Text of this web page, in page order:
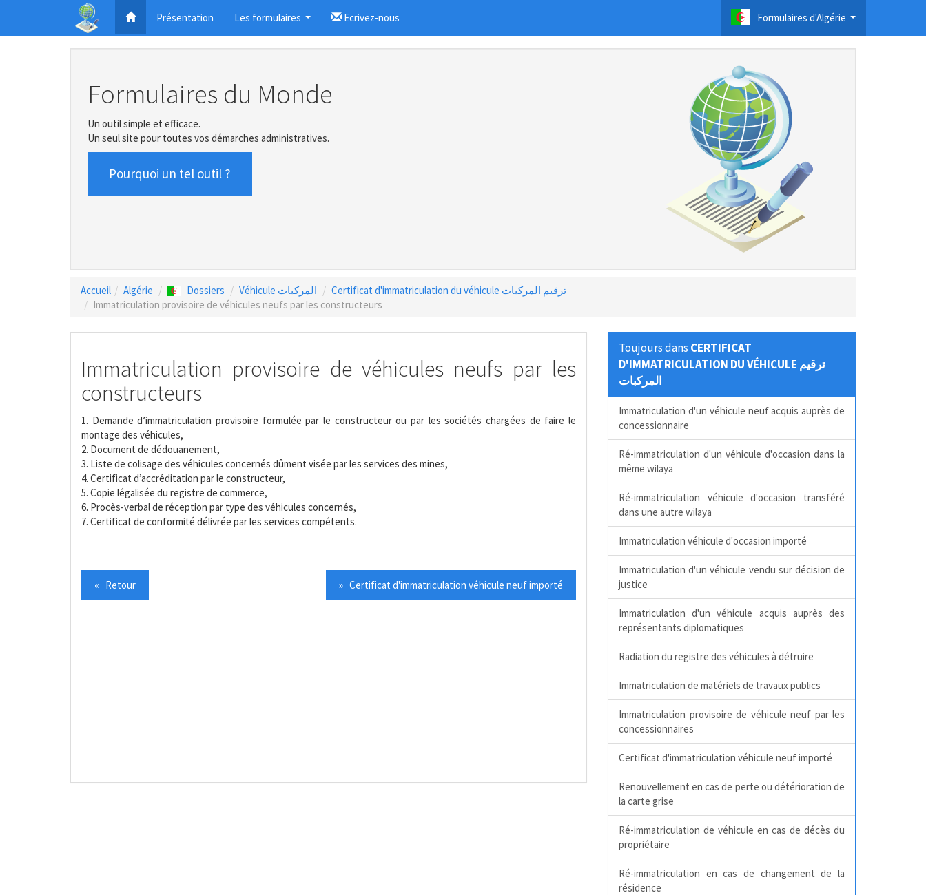
Présentation Les formulaires Ecrivez-nous Formulaires d'Algérie
Formulaires du Monde
Un outil simple et efficace.
Un seul site pour toutes vos démarches administratives.
Pourquoi un tel outil ?
Accueil Algérie Dossiers Véhicule المركبات
Certificat d'immatriculation du véhicule ترقيم المركبات
Immatriculation provisoire de véhicules neufs par les constructeurs
Immatriculation provisoire de véhicules neufs par les
constructeurs
1. Demande d’immatriculation provisoire formulée par le constructeur ou par les sociétés chargées de faire le
montage des véhicules,
2. Document de dédouanement,
3. Liste de colisage des véhicules concernés dûment visée par les services des mines,
4. Certificat d’accréditation par le constructeur,
5. Copie légalisée du registre de commerce,
6. Procès-verbal de réception par type des véhicules concernés,
7. Certificat de conformité délivrée par les services compétents.
« Retour » Certificat d'immatriculation véhicule neuf importé
Toujours dans CERTIFICAT
D'IMMATRICULATION DU VÉHICULE ترقيم
المركبات
Immatriculation d'un véhicule neuf acquis auprès de
concessionnaire
Ré-immatriculation d'un véhicule d'occasion dans la
même wilaya
Ré-immatriculation véhicule d'occasion transféré
dans une autre wilaya
Immatriculation véhicule d'occasion importé
Immatriculation d'un véhicule vendu sur décision de
justice
Immatriculation d'un véhicule acquis auprès des
représentants diplomatiques
Radiation du registre des véhicules à détruire
Immatriculation de matériels de travaux publics
Immatriculation provisoire de véhicule neuf par les
concessionnaires
Certificat d'immatriculation véhicule neuf importé
Renouvellement en cas de perte ou détérioration de
la carte grise
Ré-immatriculation de véhicule en cas de décès du
propriétaire
Ré-immatriculation en cas de changement de la
résidence